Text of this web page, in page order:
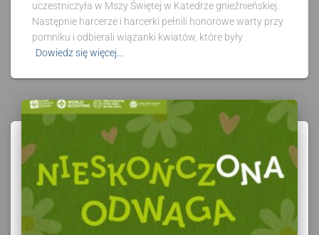
uczestniczyła w Mszy Świętej w Katedrze gnieźnieńskiej.
Następnie harcerze i harcerki pełnili honorowe warty przy
pomniku i odbierali wiązanki kwiatów, które były
Dowiedz się więcej…